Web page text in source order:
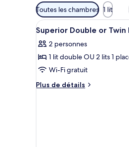
Filtres
disponibles
pour
chambres
Toutes les chambres 1 lit
Afficher
toutes
les
photos
pour
ce
17
Superior Double or Twin
2 personnes
1 lit double OU 2 lits 1
Wi-Fi gratuit
Plus de détails
Plus